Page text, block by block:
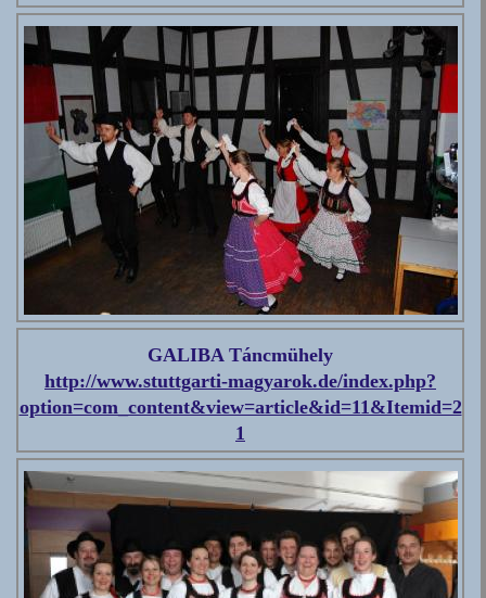
GALIBA Táncmühely
http://www.stuttgarti-magyarok.de/index.php?
option=com_content&view=article&id=11&Itemid=2
1